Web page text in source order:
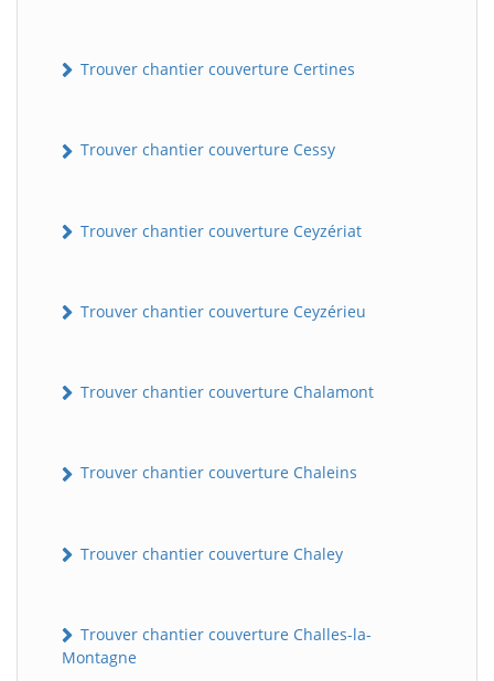
Trouver chantier couverture Certines
Trouver chantier couverture Cessy
Trouver chantier couverture Ceyzériat
Trouver chantier couverture Ceyzérieu
Trouver chantier couverture Chalamont
Trouver chantier couverture Chaleins
Trouver chantier couverture Chaley
Trouver chantier couverture Challes-la-
Montagne